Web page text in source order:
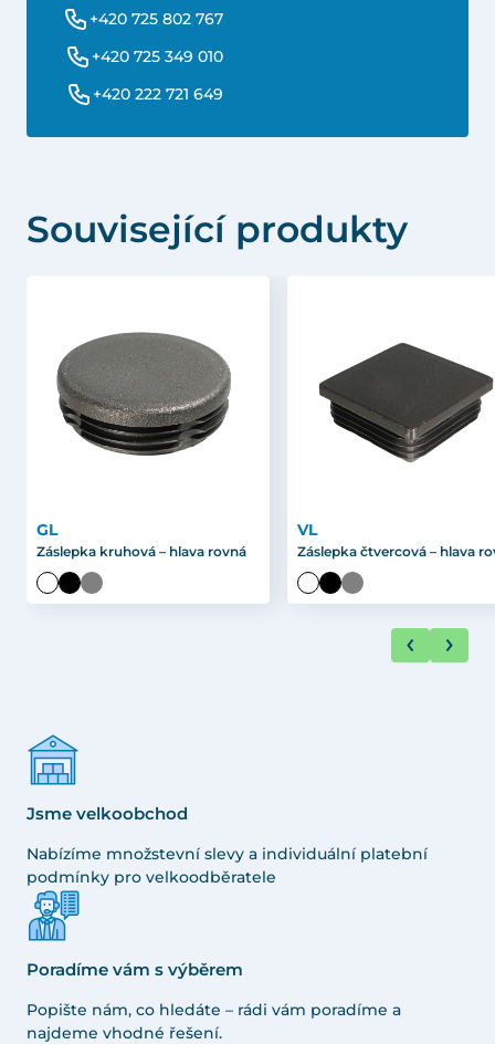
+420 725 802 767
+420 725 349 010
+420 222 721 649
Související produkty
GL
Záslepka kruhová – hlava rovná
VL
Záslepka čtvercová – hlava
Jsme velkoobchod
Nabízíme množstevní slevy a individuální platební
podmínky pro velkoodběratele
Poradíme vám s výběrem
Popište nám, co hledáte – rádi vám poradíme a
najdeme vhodné řešení.